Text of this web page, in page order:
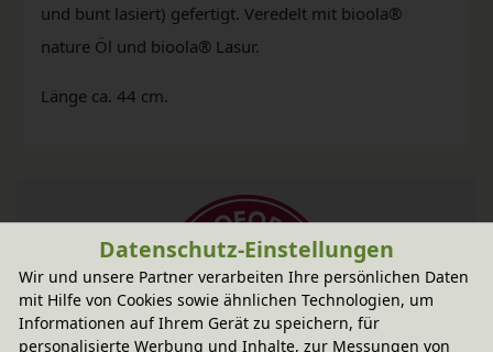
und bunt lasiert) gefertigt. Veredelt mit bioola®
nature Öl und bioola® Lasur.
Länge ca. 44 cm.
Datenschutz-Einstellungen
Wir und unsere Partner verarbeiten Ihre persönlichen Daten
mit Hilfe von Cookies sowie ähnlichen Technologien, um
Informationen auf Ihrem Gerät zu speichern, für
personalisierte Werbung und Inhalte, zur Messungen von